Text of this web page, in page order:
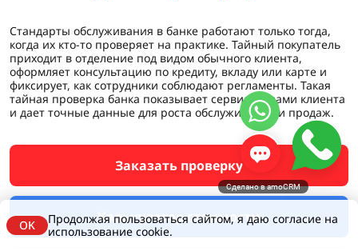
Стандарты обслуживания в банке работают только тогда,
когда их кто-то проверяет на практике. Тайный покупатель
приходит в отделение под видом обычного клиента,
оформляет консультацию по кредиту, вкладу или карте и
фиксирует, как сотрудники соблюдают регламенты. Такая
тайная проверка банка показывает сервис глазами клиента
и дает точные данные для роста обслуживания и продаж.
Заказать проверку
Калькулятор стоимости
OK
Продолжая пользоваться сайтом, я даю согласие на
использование cookie.
Сделано в amoCRM